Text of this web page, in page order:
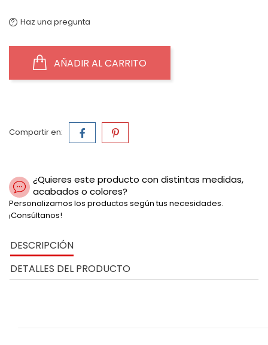
Haz una pregunta
AÑADIR AL CARRITO
Compartir en:
¿Quieres este producto con distintas medidas,
acabados o colores?
Personalizamos los productos según tus necesidades.
¡Consúltanos!
DESCRIPCIÓN
DETALLES DEL PRODUCTO